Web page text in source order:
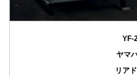
YF-
ヤマ
リア